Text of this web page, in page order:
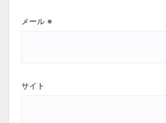
メール ※
サイト